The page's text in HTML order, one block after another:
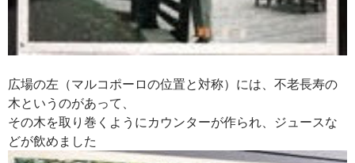
広場の左（マルコポーロの位置と対称）には、不老長寿の
木というのがあって、
その木を取り巻くようにカウンターが作られ、ジュースな
どが飲めました